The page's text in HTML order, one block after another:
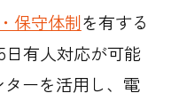
保守体制を有する
日有人対応が可能
ーを活用し、電